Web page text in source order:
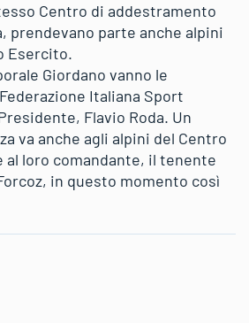
Centro di addestramento
prendevano parte anche alpini
Esercito.
Giordano vanno le
Italiana Sport
Flavio Roda. Un
va anche agli alpini del Centro
loro comandante, il tenente
in questo momento così